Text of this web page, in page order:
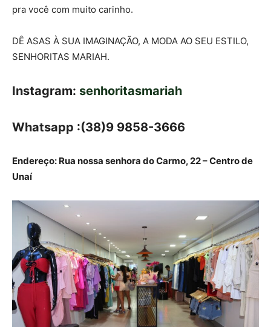
pra você com muito carinho.
DÊ ASAS À SUA IMAGINAÇÃO, A MODA AO SEU ESTILO,
SENHORITAS MARIAH.
Instagram: senhoritasmariah
Whatsapp :(38)9 9858-3666
Endereço: Rua nossa senhora do Carmo, 22 – Centro de
Unaí